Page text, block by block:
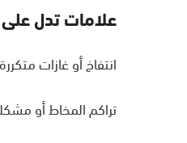
علامات تدل
انتفاخ أو غازات متكررة
تراكم المخاط أو